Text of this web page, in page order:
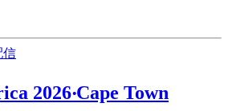
信
2026‧Cape Town